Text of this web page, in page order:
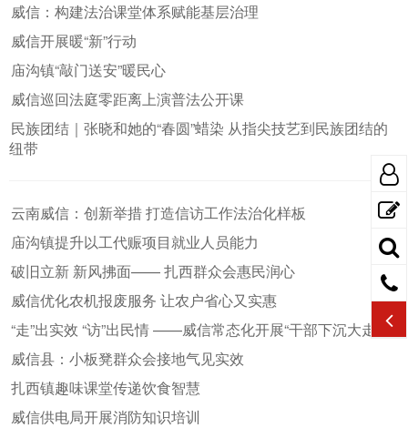
威信：构建法治课堂体系赋能基层治理
威信开展暖“新”行动
庙沟镇“敲门送安”暖民心
威信巡回法庭零距离上演普法公开课
民族团结｜张晓和她的“春圆”蜡染 从指尖技艺到民族团结的
纽带
云南威信：创新举措 打造信访工作法治化样板
庙沟镇提升以工代赈项目就业人员能力
破旧立新 新风拂面—— 扎西群众会惠民润心
威信优化农机报废服务 让农户省心又实惠
“走”出实效 “访”出民情 ——威信常态化开展“干部下沉大走访”
威信县：小板凳群众会接地气见实效
扎西镇趣味课堂传递饮食智慧
威信供电局开展消防知识培训